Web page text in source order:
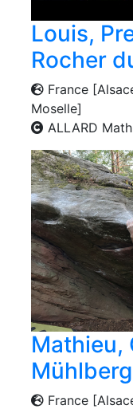
Louis,
Rocher
France
Moselle]
ALLARD
Mathieu,
Mühlberg
France